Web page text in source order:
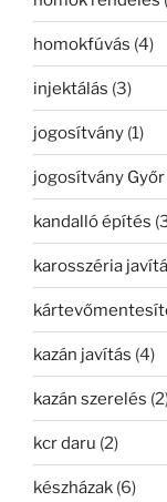
homokfúvás (4)
injektálás (3)
jogosítvány (1)
jogosítvány Győr
kandalló építés
karosszéria
kazán javítás (4)
kazán szerelés
kcr daru (2)
készházak (6)